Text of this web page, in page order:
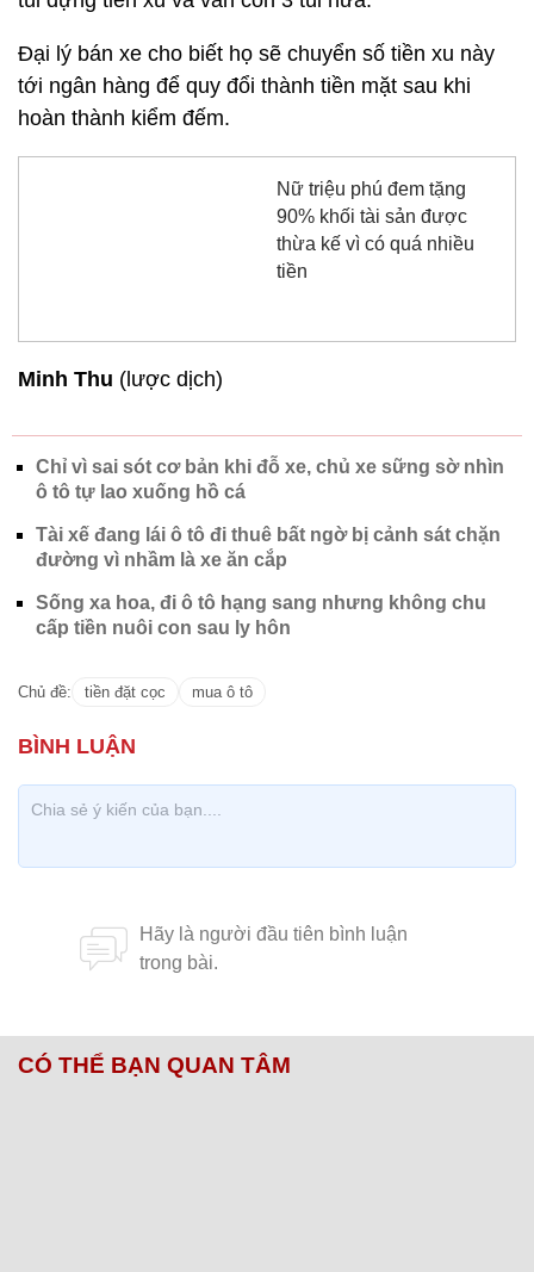
Đại lý bán xe cho biết họ sẽ chuyển số tiền xu này
tới ngân hàng để quy đổi thành tiền mặt sau khi
hoàn thành kiểm đếm.
Nữ triệu phú đem tặng
90% khối tài sản được
thừa kế vì có quá nhiều
tiền
Minh Thu (lược dịch)
Chỉ vì sai sót cơ bản khi đỗ xe, chủ xe sững sờ nhìn
ô tô tự lao xuống hồ cá
Tài xế đang lái ô tô đi thuê bất ngờ bị cảnh sát chặn
đường vì nhầm là xe ăn cắp
Sống xa hoa, đi ô tô hạng sang nhưng không chu
cấp tiền nuôi con sau ly hôn
Chủ đề: tiền đặt cọc mua ô tô
CÓ THỂ BẠN QUAN TÂM